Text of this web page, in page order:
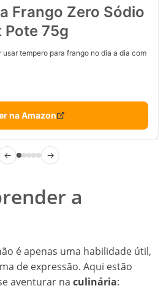
Frango Zero Sódio
Pote 75g
usar tempero para frango no dia a dia com
na Amazon
← →
a
é apenas uma habilidade útil,
de expressão. Aqui estão
aventurar na culinária: